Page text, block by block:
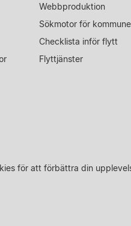
Webbproduktion
Sökmotor för
Checklista inför flytt
Flyttjänster
för att förbättra din